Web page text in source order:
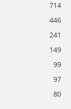
714
446
241
149
99
97
80